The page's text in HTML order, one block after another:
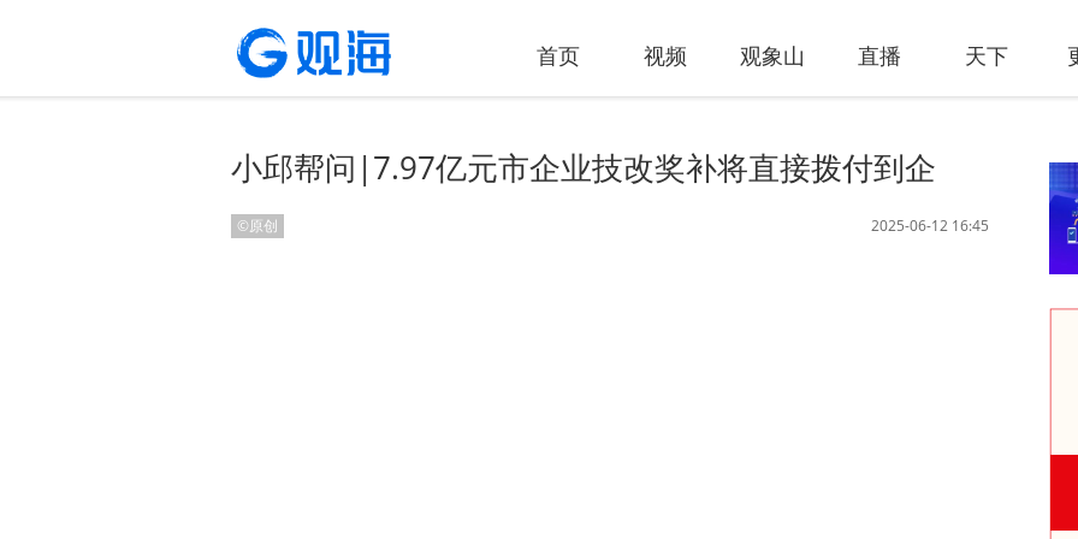
首页 视频 观象山 直播 天下
小邱帮问|7.97亿元市企业技改奖补将直接拨付到企
©原创 2025-06-12 16:45